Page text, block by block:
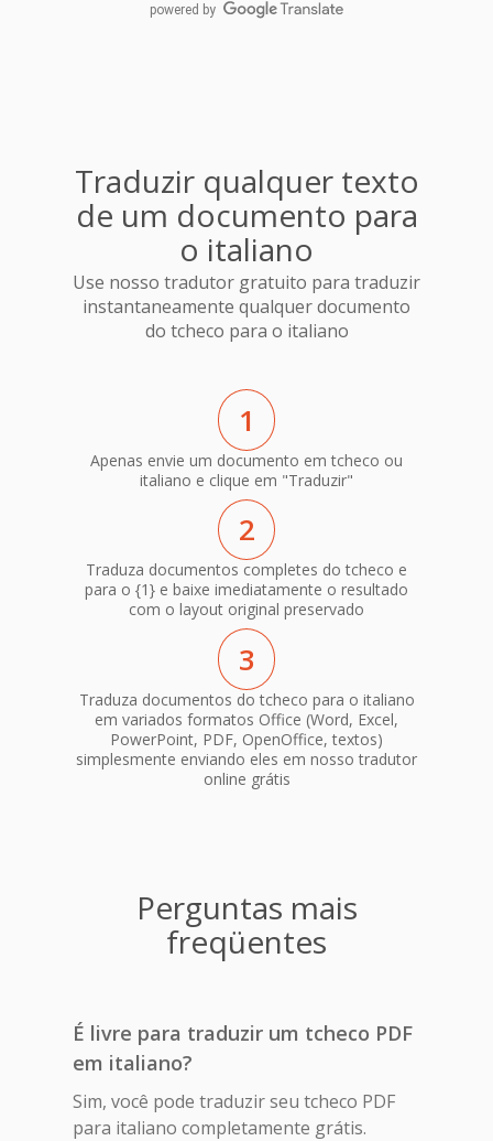
powered by
Traduzir qualquer texto
de um documento para
o italiano
Use nosso tradutor gratuito para traduzir
instantaneamente qualquer documento
do tcheco para o italiano
1
Apenas envie um documento em tcheco ou
italiano e clique em "Traduzir"
2
Traduza documentos completes do tcheco e
para o {1} e baixe imediatamente o resultado
com o layout original preservado
3
Traduza documentos do tcheco para o italiano
em variados formatos Office (Word, Excel,
PowerPoint, PDF, OpenOffice, textos)
simplesmente enviando eles em nosso tradutor
online grátis
Perguntas mais
freqüentes
É livre para traduzir um tcheco PDF
em italiano?
Sim, você pode traduzir seu tcheco PDF
para italiano completamente grátis.